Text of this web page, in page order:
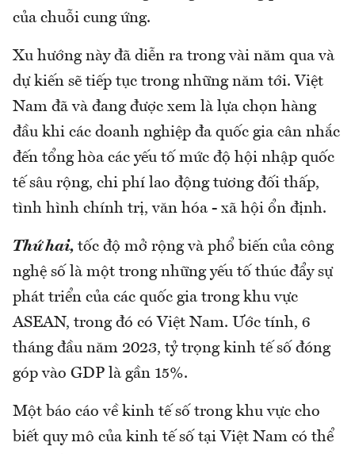
của chuỗi cung ứng.
Xu hướng này đã diễn ra trong vài năm qua và
dự kiến sẽ tiếp tục trong những năm tới. Việt
Nam đã và đang được xem là lựa chọn hàng
đầu khi các doanh nghiệp đa quốc gia cân nhắc
đến tổng hòa các yếu tố mức độ hội nhập quốc
tế sâu rộng, chi phí lao động tương đối thấp,
tình hình chính trị, văn hóa - xã hội ổn định.
Thứ hai, tốc độ mở rộng và phổ biến của công
nghệ số là một trong những yếu tố thúc đẩy sự
phát triển của các quốc gia trong khu vực
ASEAN, trong đó có Việt Nam. Ước tính, 6
tháng đầu năm 2023, tỷ trọng kinh tế số đóng
góp vào GDP là gần 15%.
Một báo cáo về kinh tế số trong khu vực cho
biết quy mô của kinh tế số tại Việt Nam có thể